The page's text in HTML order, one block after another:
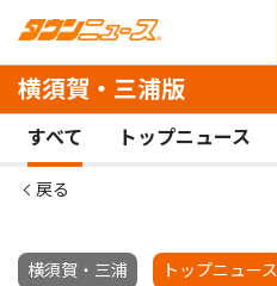
横須賀・三浦版
すべて トップニュース
戻る
横須賀・三浦 トップニュース